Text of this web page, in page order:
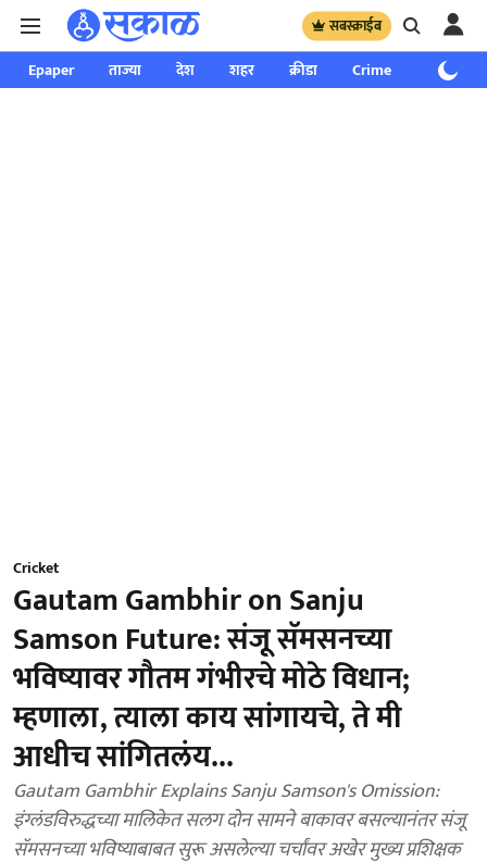
सबस्क्राईब
Epaper ताज्या देश शहर क्रीडा Crime साप्ताहिक
Cricket
Gautam Gambhir on Sanju
Samson Future: संजू सॅमसनच्या
भविष्यावर गौतम गंभीरचे मोठे विधान;
म्हणाला, त्याला काय सांगायचे, ते मी
आधीच सांगितलंय...
Gautam Gambhir Explains Sanju Samson's Omission:
इंग्लंडविरुद्धच्या मालिकेत सलग दोन सामने बाकावर बसल्यानंतर संजू
सॅमसनच्या भविष्याबाबत सुरू असलेल्या चर्चांवर अखेर मुख्य प्रशिक्षक